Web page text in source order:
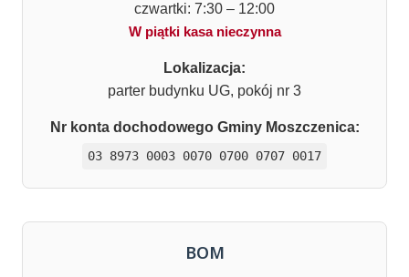
czwartki: 7:30 – 12:00
W piątki kasa nieczynna
Lokalizacja:
parter budynku UG, pokój nr 3
Nr konta dochodowego Gminy Moszczenica:
03 8973 0003 0070 0700 0707 0017
BOM